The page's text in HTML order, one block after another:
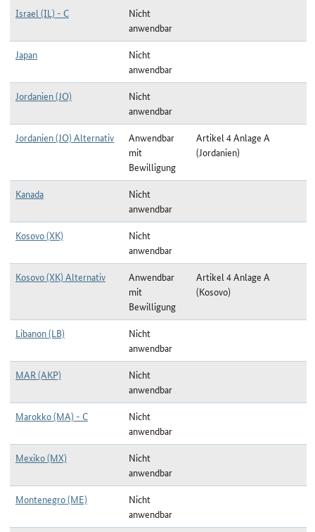
Israel (IL) - C
Nicht
anwendbar
Japan
Nicht
anwendbar
Jordanien (JO)
Nicht
anwendbar
Jordanien (JO) Alternativ
Anwendbar
mit
Bewilligung
Artikel 4 Anlage A
(Jordanien)
Kanada
Nicht
anwendbar
Kosovo (XK)
Nicht
anwendbar
Kosovo (XK) Alternativ
Anwendbar
mit
Bewilligung
Artikel 4 Anlage A
(Kosovo)
Libanon (LB)
Nicht
anwendbar
MAR (AKP)
Nicht
anwendbar
Marokko (MA) - C
Nicht
anwendbar
Mexiko (MX)
Nicht
anwendbar
Montenegro (ME)
Nicht
anwendbar